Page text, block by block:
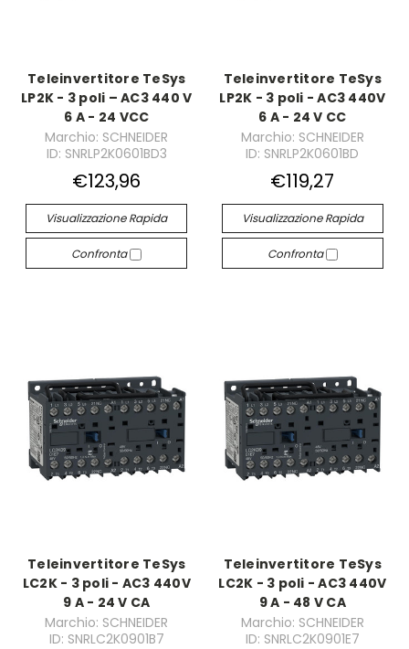
Teleinvertitore TeSys
LP2K - 3 poli – AC3 440 V
6 A - 24 VCC
Marchio: SCHNEIDER
ID: SNRLP2K0601BD3
€123,96
Visualizzazione Rapida
Confronta
Teleinvertitore TeSys
LP2K - 3 poli - AC3 440V
6 A - 24 V CC
Marchio: SCHNEIDER
ID: SNRLP2K0601BD
€119,27
Visualizzazione Rapida
Confronta
Teleinvertitore TeSys
LC2K - 3 poli - AC3 440V
9 A - 24 V CA
Marchio: SCHNEIDER
ID: SNRLC2K0901B7
Teleinvertitore TeSys
LC2K - 3 poli - AC3 440V
9 A - 48 V CA
Marchio: SCHNEIDER
ID: SNRLC2K0901E7